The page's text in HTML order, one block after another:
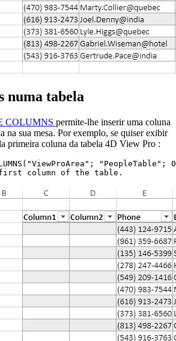
numa tabela
COLUMNS permite-lhe inserir uma coluna
na sua mesa. Por exemplo, se quiser exibir
primeira coluna da tabela 4D View Pro :
column of the table.